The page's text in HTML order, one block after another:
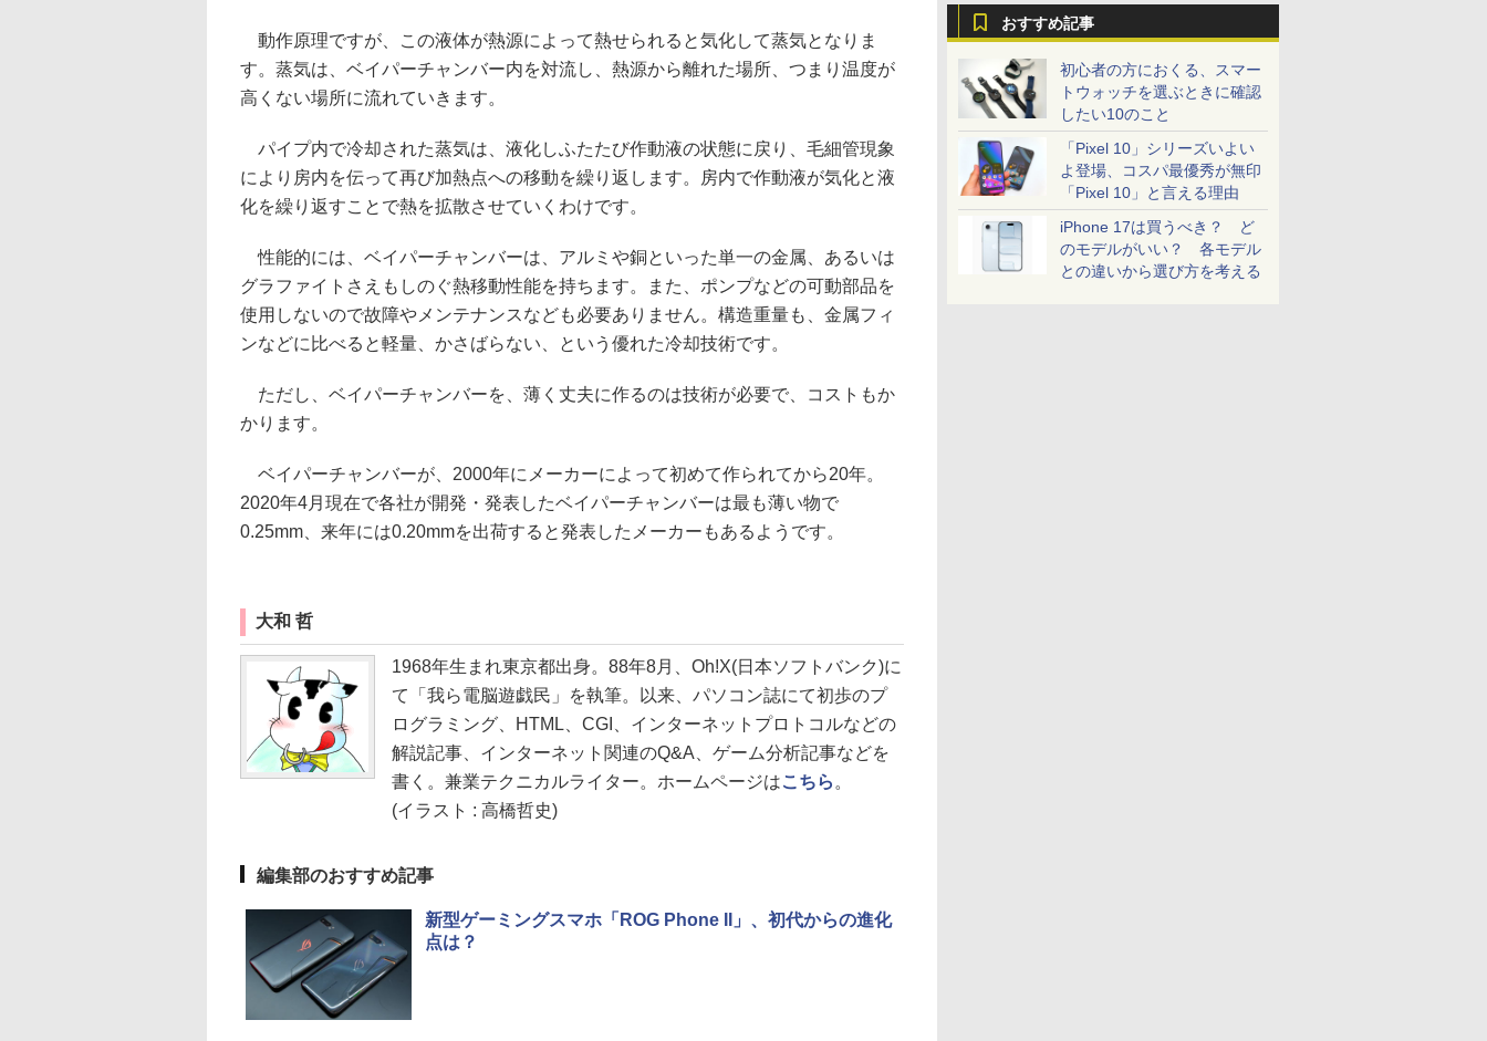
おすすめ記事
初心者の方におくる、スマー
トウォッチを選ぶときに確認
したい10のこと
「Pixel 10」シリーズいよい
よ登場、コスパ最優秀が無印
「Pixel 10」と言える理由
iPhone 17は買うべき？ ど
のモデルがいい？ 各モデル
との違いから選び方を考える
動作原理ですが、この液体が熱源によって熱せられると気化して蒸気となりま
す。蒸気は、ベイパーチャンバー内を対流し、熱源から離れた場所、つまり温度が
高くない場所に流れていきます。
パイプ内で冷却された蒸気は、液化しふたたび作動液の状態に戻り、毛細管現象
により房内を伝って再び加熱点への移動を繰り返します。房内で作動液が気化と液
化を繰り返すことで熱を拡散させていくわけです。
性能的には、ベイパーチャンバーは、アルミや銅といった単一の金属、あるいは
グラファイトさえもしのぐ熱移動性能を持ちます。また、ポンプなどの可動部品を
使用しないので故障やメンテナンスなども必要ありません。構造重量も、金属フィ
ンなどに比べると軽量、かさばらない、という優れた冷却技術です。
ただし、ベイパーチャンバーを、薄く丈夫に作るのは技術が必要で、コストもか
かります。
ベイパーチャンバーが、2000年にメーカーによって初めて作られてから20年。
2020年4月現在で各社が開発・発表したベイパーチャンバーは最も薄い物で
0.25mm、来年には0.20mmを出荷すると発表したメーカーもあるようです。
大和 哲
1968年生まれ東京都出身。88年8月、Oh!X(日本ソフトバンク)に
て「我ら電脳遊戯民」を執筆。以来、パソコン誌にて初歩のプ
ログラミング、HTML、CGI、インターネットプロトコルなどの
解説記事、インターネット関連のQ&A、ゲーム分析記事などを
書く。兼業テクニカルライター。ホームページはこちら 。
(イラスト : 高橋哲史)
編集部のおすすめ記事
新型ゲーミングスマホ「ROG Phone II」、初代からの進化
点は？